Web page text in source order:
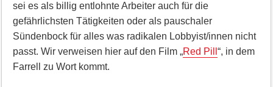
sei es als billig entlohnte Arbeiter auch für die
gefährlichsten Tätigkeiten oder als pauschaler
Sündenbock für alles was radikalen Lobbyist/innen nicht
passt. Wir verweisen hier auf den Film „Red Pill “, in dem
Farrell zu Wort kommt.